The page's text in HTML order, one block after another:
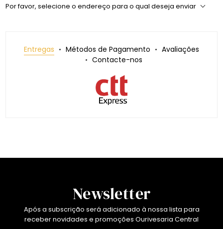
Por favor, selecione o endereço para o qual deseja enviar
Entregas Métodos de Pagamento
Avaliações
Contacte-nos
Newsletter
Após a subscrição será adicionado à nossa lista para
receber novidades e promoções Ourivesaria Central